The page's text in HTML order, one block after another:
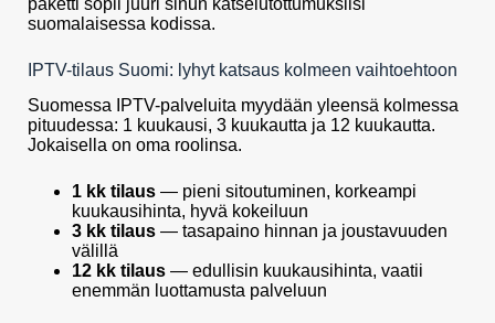
suomalaisessa kodissa.
IPTV-tilaus Suomi: lyhyt katsaus kolmeen vaihtoehtoon
Suomessa IPTV-palveluita myydään yleensä kolmessa
pituudessa: 1 kuukausi, 3 kuukautta ja 12 kuukautta.
Jokaisella on oma roolinsa.
1 kk tilaus — pieni sitoutuminen, korkeampi
kuukausihinta, hyvä kokeiluun
3 kk tilaus — tasapaino hinnan ja joustavuuden
välillä
12 kk tilaus — edullisin kuukausihinta, vaatii
enemmän luottamusta palveluun